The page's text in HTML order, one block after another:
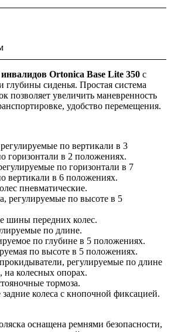
Ortonica Base Lite 350 с
глубины сиденья. Простая система
позволяет увеличить маневренность
удобство перемещения.
по вертикали в 3
горизонтали в 2 положениях.
по горизонтали в 7
вертикали в 6 положениях.
пневматические.
регулируемые по высоте в 5
шины передних колес.
по длине.
по глубине в 5 положениях.
по высоте в 5 положениях.
регулируемые по длине
на колесных опорах.
тормоза.
колеса с кнопочной фиксацией.
оснащена ремнями безопасности,